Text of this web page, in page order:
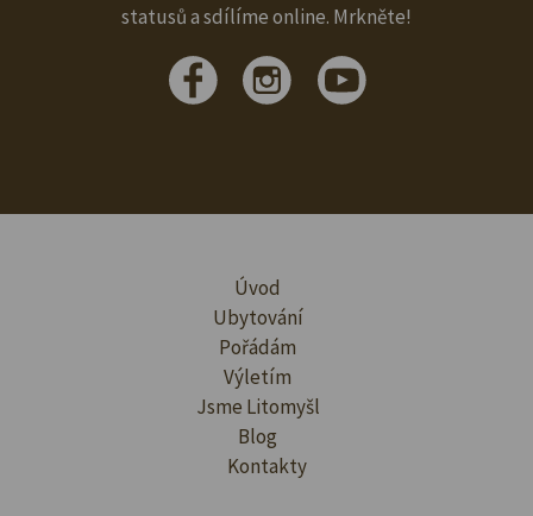
statusů a sdílíme online. Mrkněte!
Úvod
Ubytování
Pořádám
Výletím
Jsme Litomyšl
Blog
Kontakty